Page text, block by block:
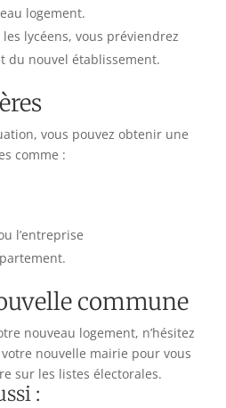
logement.
lycéens, vous préviendrez
du nouvel établissement.
vous pouvez obtenir une
comme :
l’entreprise
commune
nouveau logement, n’hésitez
nouvelle mairie pour vous
sur les listes électorales.
: